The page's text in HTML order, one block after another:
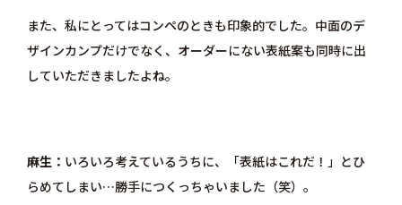
また、私にとってはコンペのときも印象的でした。中面のデ
ザインカンプだけでなく、オーダーにない表紙案も同時に出
していただきましたよね。
麻生
いろいろ考えているうちに、「表紙はこれだ！」とひ
らめてしまい…勝手につくっちゃいました（笑）。